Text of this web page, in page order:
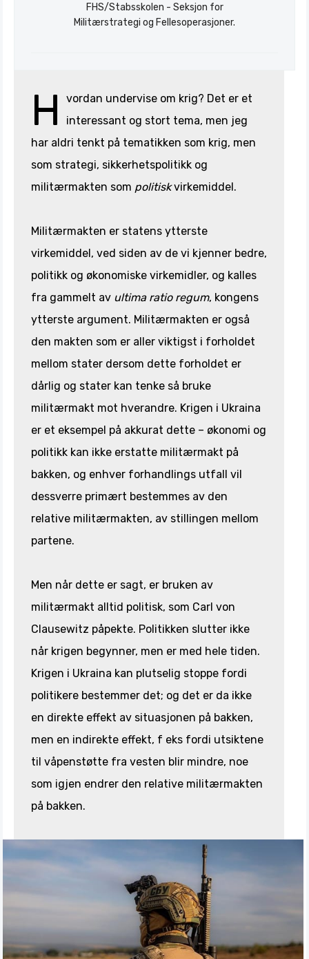
FHS/Stabsskolen - Seksjon for
Militærstrategi og Fellesoperasjoner.
H
vordan undervise om krig? Det er et
interessant og stort tema, men jeg
har aldri tenkt på tematikken som krig, men
som strategi, sikkerhetspolitikk og
militærmakten som politiskvirkemiddel.
Militærmakten er statens ytterste
virkemiddel, ved siden av de vi kjenner bedre,
politikk og økonomiske virkemidler, og kalles
fra gammelt av ultima ratio regum, kongens
ytterste argument. Militærmakten er også
den makten som er aller viktigst i forholdet
mellom stater dersom dette forholdet er
dårlig og stater kan tenke så bruke
militærmakt mot hverandre. Krigen i Ukraina
er et eksempel på akkurat dette – økonomi og
politikk kan ikke erstatte militærmakt på
bakken, og enhver forhandlings utfall vil
dessverre primært bestemmes av den
relative militærmakten, av stillingen mellom
partene.
Men når dette er sagt, er bruken av
militærmakt alltid politisk, som Carl von
Clausewitz påpekte. Politikken slutter ikke
når krigen begynner, men er med hele tiden.
Krigen i Ukraina kan plutselig stoppe fordi
politikere bestemmer det; og det er da ikke
en direkte effekt av situasjonen på bakken,
men en indirekte effekt, f eks fordi utsiktene
til våpenstøtte fra vesten blir mindre, noe
som igjen endrer den relative militærmakten
på bakken.